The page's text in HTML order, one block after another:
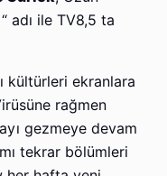
adı ile TV8,5 ta
kültürleri ekranlara
rağmen
gezmeye devam
tekrar bölümleri